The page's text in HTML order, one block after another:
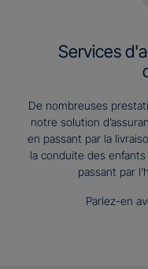
Services
De nombreuses
notre solution
en passant par la
la conduite des
passant par
Parlez-en